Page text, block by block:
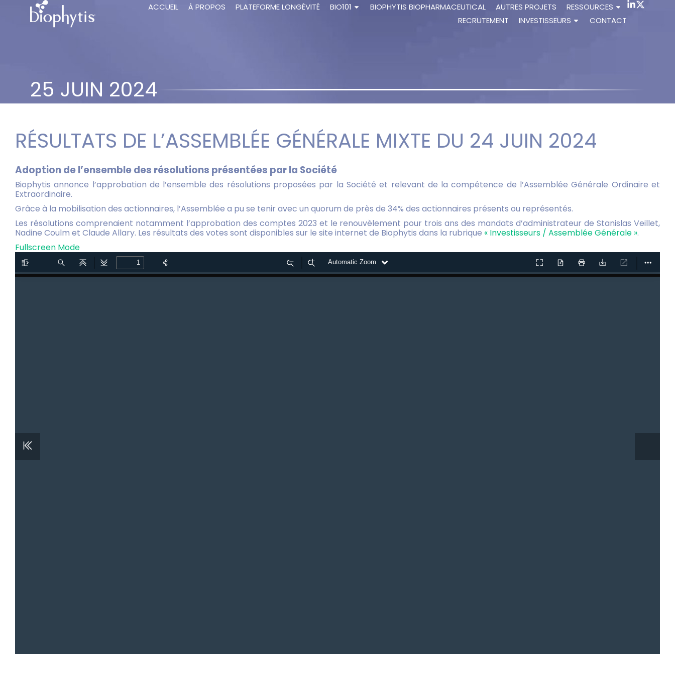
ACCUEIL À PROPOS PLATEFORME LONGÉVITÉ BIO101 BIOPHYTIS BIOPHARMACEUTICAL AUTRES PROJETS
RESSOURCES
RECRUTEMENT
INVESTISSEURS CONTACT
25 JUIN 2024
RÉSULTATS DE L’ASSEMBLÉE GÉNÉRALE MIXTE DU 24 JUIN 2024
Adoption de l’ensemble des résolutions présentées par la Société
Biophytis annonce l’approbation de l’ensemble des résolutions proposées par la Société et relevant de la compétence de l’Assemblée Générale Ordinaire et
Extraordinaire.
Grâce à la mobilisation des actionnaires, l’Assemblée a pu se tenir avec un quorum de près de 34% des actionnaires présents ou représentés.
Les résolutions comprenaient notamment l’approbation des comptes 2023 et le renouvèlement pour trois ans des mandats d’administrateur de Stanislas Veillet,
Nadine Coulm et Claude Allary. Les résultats des votes sont disponibles sur le site internet de Biophytis dans la rubrique « Investisseurs / Assemblée Générale ».
Fullscreen Mode